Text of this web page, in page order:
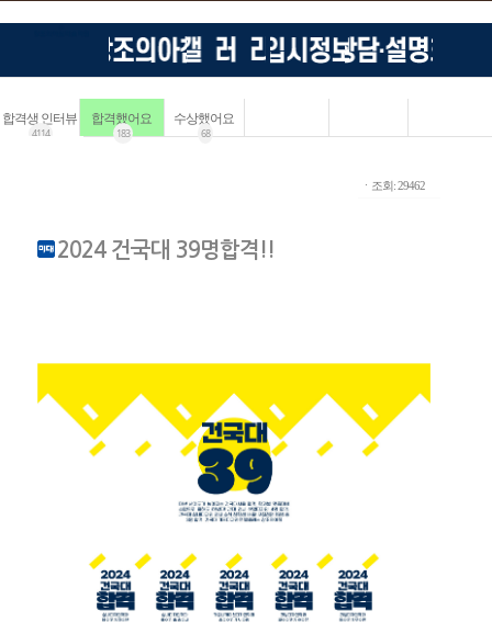
합격생 인터뷰
4114
합격했어요
183
수상했어요
68
ㆍ조회: 29462
2024 건국대 39명합격!!